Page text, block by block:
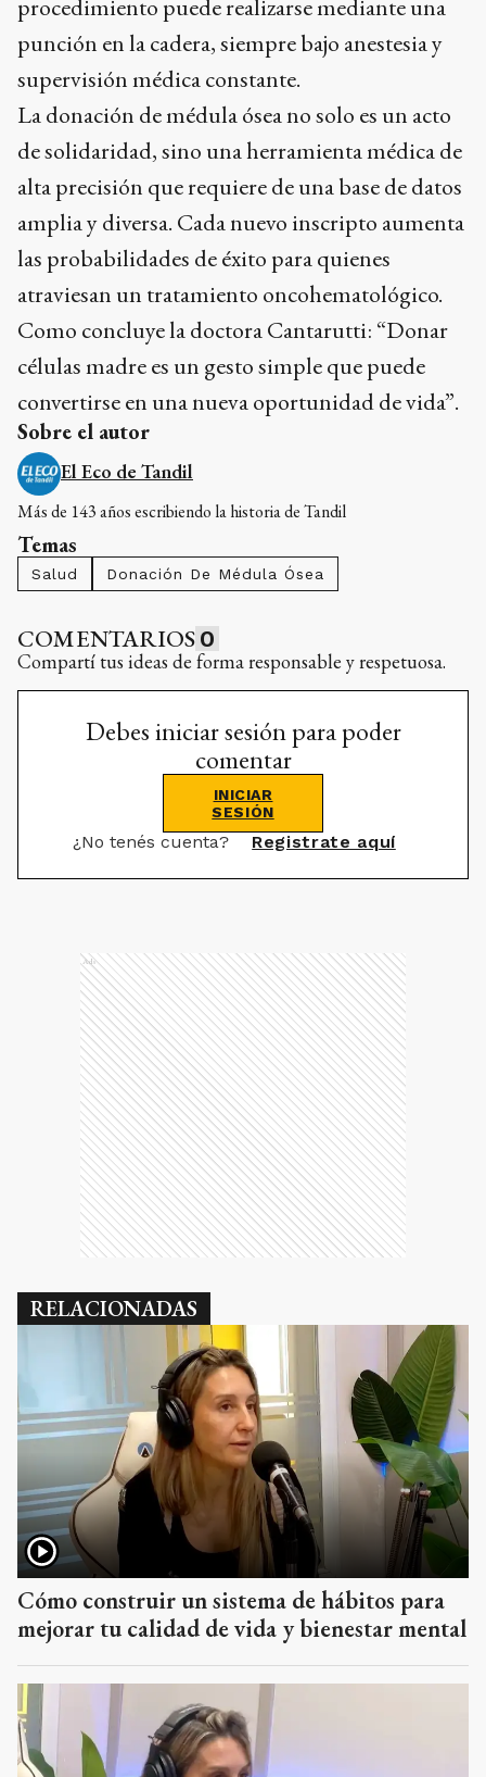
procedimiento puede realizarse mediante una
punción en la cadera, siempre bajo anestesia y
supervisión médica constante.
La donación de médula ósea no solo es un acto
de solidaridad, sino una herramienta médica de
alta precisión que requiere de una base de datos
amplia y diversa. Cada nuevo inscripto aumenta
las probabilidades de éxito para quienes
atraviesan un tratamiento oncohematológico.
Como concluye la doctora Cantarutti: “Donar
células madre es un gesto simple que puede
convertirse en una nueva oportunidad de vida”.
Sobre el autor
El Eco de Tandil
Más de 143 años escribiendo la historia de Tandil
Temas
Salud Donación De Médula Ósea
COMENTARIOS 0
Compartí tus ideas de forma responsable y respetuosa.
Debes iniciar sesión para poder
comentar
INICIAR
SESIÓN
¿No tenés cuenta? Registrate aquí
Ads
RELACIONADAS
Cómo construir un sistema de hábitos para
mejorar tu calidad de vida y bienestar mental